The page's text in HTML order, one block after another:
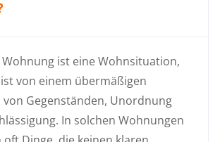
Wohnung ist eine Wohnsituation,
von einem übermäßigen
von Gegenständen, Unordnung
In solchen Wohnungen